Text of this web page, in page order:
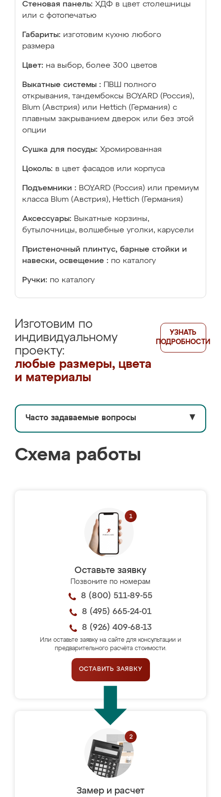
Стеновая панель: ХДФ в цвет столешницы
или с фотопечатью
Габариты: изготовим кухню любого
размера
Цвет: на выбор, более 300 цветов
Выкатные системы :
ПВШ полного
открывания, тандембоксы BOYARD (Россия),
Blum (Австрия) или Hettich (Германия) с
плавным закрыванием дверок или без этой
опции
Сушка для посуды: Хромированная
Цоколь: в цвет фасадов или корпуса
Подъемники : BOYARD (Россия) или премиум
класса Blum (Австрия), Hettich (Германия)
Аксессуары: Выкатные корзины,
бутылочницы, волшебные уголки, карусели
Пристеночный плинтус, барные стойки и
навески, освещение : по каталогу
Ручки: по каталогу
Изготовим по
индивидуальному
проекту:
любые размеры, цвета
и материалы
УЗНАТЬ
ПОДРОБНОСТИ
Часто задаваемые вопросы ▼
Схема работы
Оставьте заявку
Позвоните по номерам
8 (800) 511-89-55
8 (495) 665-24-01
8 (926) 409-68-13
Или оставьте заявку на сайте для консультации и
предварительного расчёта стоимости.
ОСТАВИТЬ ЗАЯВКУ
Замер и расчет